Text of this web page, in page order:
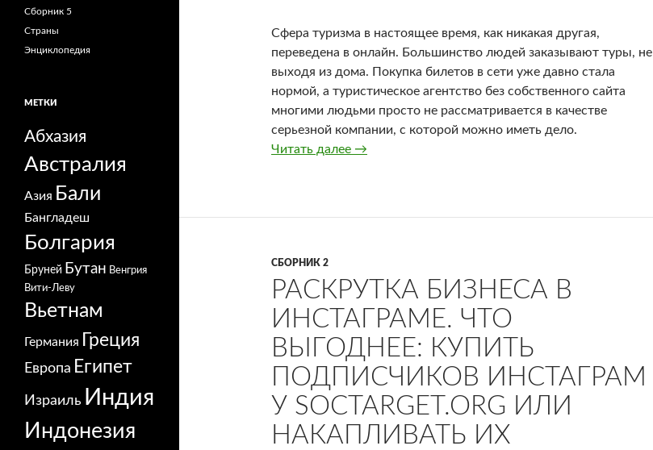
Сфера туризма в настоящее время, как никакая другая,
переведена в онлайн. Большинство людей заказывают туры, не
выходя из дома. Покупка билетов в сети уже давно стала
нормой, а туристическое агентство без собственного сайта
многими людьми просто не рассматривается в качестве
серьезной компании, с которой можно иметь дело.
Читать далее Раскрутка сайта
→
СБОРНИК 2
РАСКРУТКА БИЗНЕСА В
ИНСТАГРАМЕ. ЧТО
ВЫГОДНЕЕ: КУПИТЬ
ПОДПИСЧИКОВ ИНСТАГРАМ
У SOCTARGET.ORG ИЛИ
НАКАПЛИВАТЬ ИХ
Сборник 5
Страны
Энциклопедия
МЕТКИ
Абхазия
Австралия
Азия Бали
Бангладеш
Болгария
Бруней Бутан Венгрия
Вити-Леву
Вьетнам
Германия Греция
Европа Египет
Израиль Индия
Индонезия